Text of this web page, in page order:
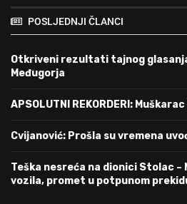
POSLJEDNJI ČLANCI
Otkriveni rezultati tajnog
Međugorja
APSOLUTNI REKORDERI:
Cvijanović: Prošla su vremena
Teška nesreća na dionici Stolac –
vozila, promet u potpunom